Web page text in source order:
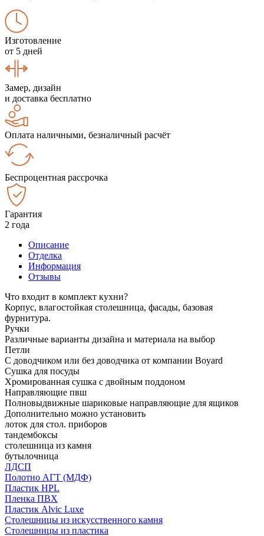
Изготовление
от 5 дней
Замер, дизайн
и доставка бесплатно
Оплата наличными, безналичный расчёт
Беспроцентная рассрочка
Гарантия
2 года
Описание
Отделка
Информация
Отзывы
Что входит в комплект кухни?
Корпус, влагостойкая столешница, фасады, базовая
фурнитура.
Ручки
Различные варианты дизайна и материала на выбор
Петли
С доводчиком или без доводчика от компании Boyard
Сушка для посуды
Хромированная сушка с двойным поддоном
Направляющие пвш
Полновыдвижные шариковые направляющие для ящиков
Дополнительно можно установить
лоток для стол. приборов
тандембоксы
столешница из камня
бутылочница
ЛДСП
Полотно АГТ (МДФ)
Пластик HPL
Пленка ПВХ
Пластик Alvic Luxe
Столешницы из искусственного камня
Столешницы из пластика